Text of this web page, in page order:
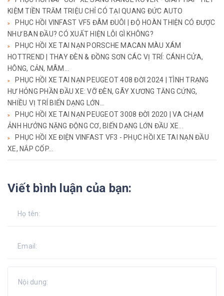
KIỆM TIỀN TRĂM TRIỆU CHỈ CÓ TẠI QUANG ĐỨC AUTO
PHỤC HỒI VINFAST VF5 ĐÂM ĐUÔI | ĐỘ HOÀN THIỆN CÓ ĐƯỢC
NHƯ BAN ĐẦU? CÓ XUẤT HIỆN LỖI GÌ KHÔNG?
PHỤC HỒI XE TAI NẠN PORSCHE MACAN MÀU XÁM
HOTTREND | THAY ĐÈN & ĐỒNG SƠN CÁC VỊ TRÍ: CÁNH CỬA,
HÔNG, CẢN, MÂM...
PHỤC HỒI XE TAI NẠN PEUGEOT 408 ĐỜI 2024 | TÌNH TRẠNG
HƯ HỎNG PHẦN ĐẦU XE: VỠ ĐÈN, GÃY XƯƠNG TĂNG CỨNG,
NHIỀU VỊ TRÍ BIẾN DẠNG LỚN...
PHỤC HỒI XE TAI NẠN PEUGEOT 3008 ĐỜI 2020 | VA CHẠM
ẢNH HƯỞNG NẶNG ĐỘNG CƠ, BIẾN DẠNG LỚN ĐẦU XE...
PHỤC HỒI XE ĐIỆN VINFAST VF3 - PHỤC HỒI XE TAI NẠN ĐẦU
XE, NẮP CỐP...
Viết bình luận của bạn: